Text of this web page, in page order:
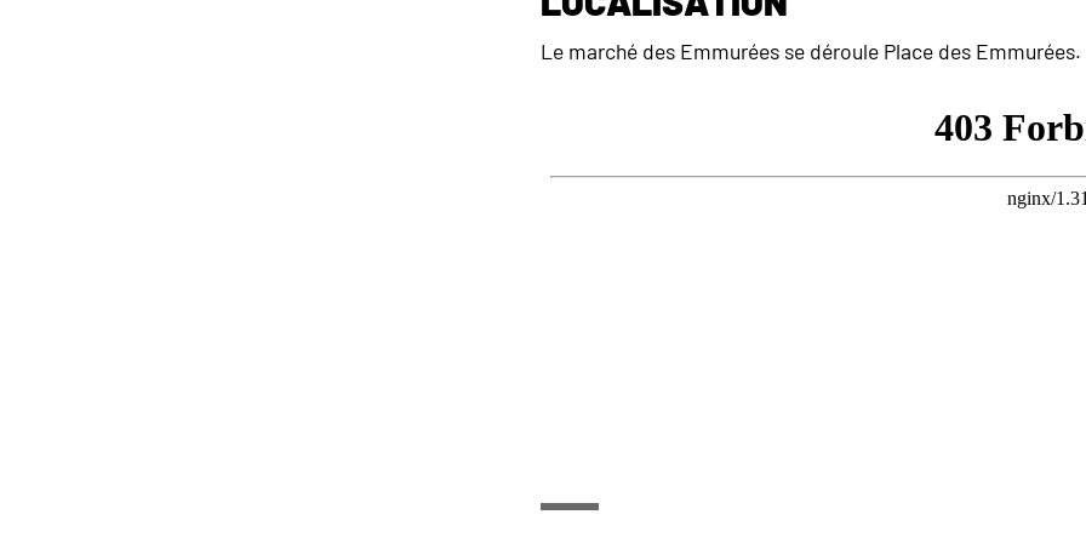
Le marché des Emmurées se déroule Place des Emmurées.